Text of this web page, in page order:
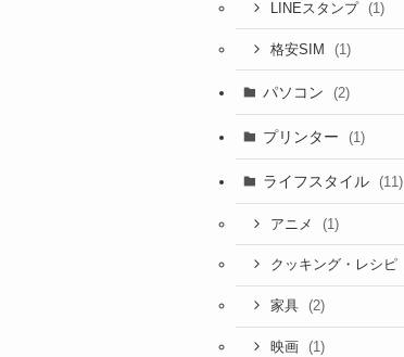
LINEスタンプ (1)
格安SIM (1)
パソコン (2)
プリンター (1)
ライフスタイル (11)
アニメ (1)
クッキング・レシピ
家具 (2)
映画 (1)